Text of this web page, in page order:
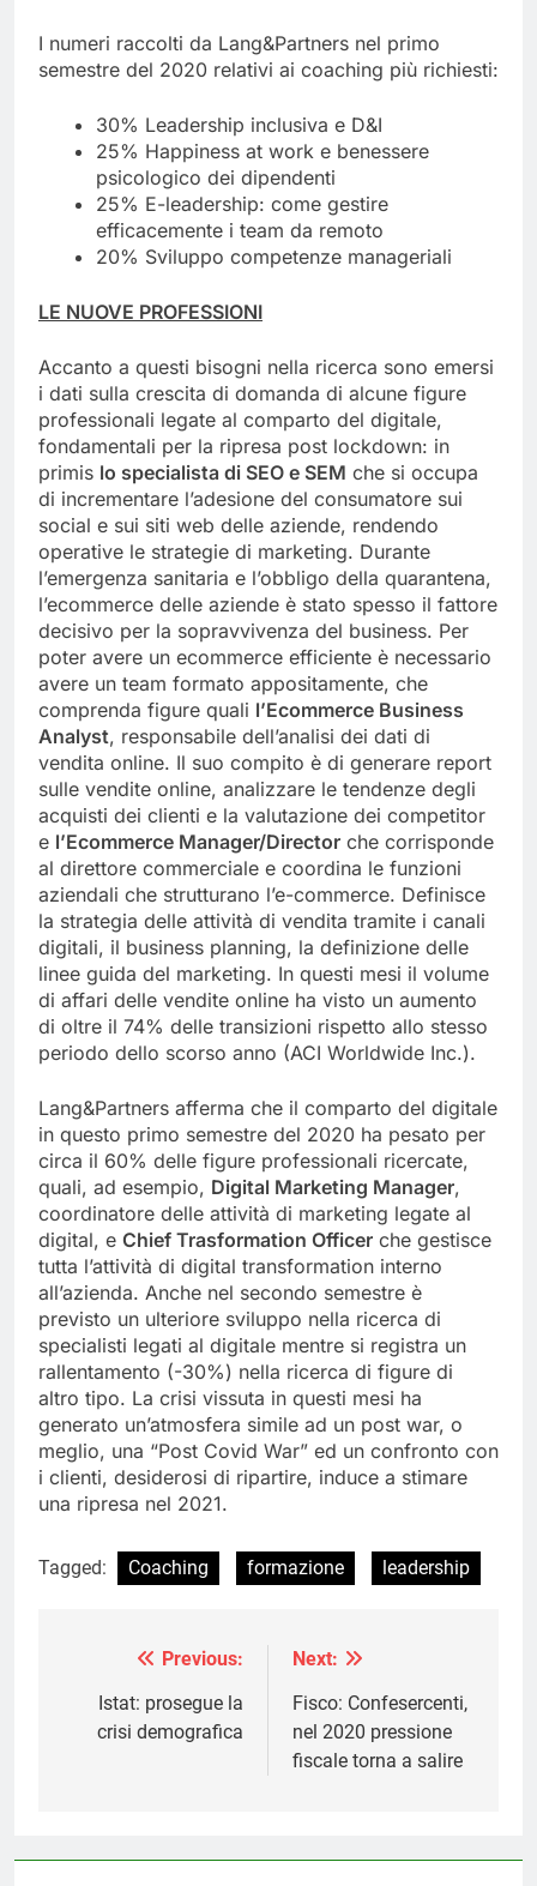
I numeri raccolti da Lang&Partners nel primo
semestre del 2020 relativi ai coaching più richiesti:
30% Leadership inclusiva e D&I
25% Happiness at work e benessere
psicologico dei dipendenti
25% E-leadership: come gestire
efficacemente i team da remoto
20% Sviluppo competenze manageriali
LE NUOVE PROFESSIONI
Accanto a questi bisogni nella ricerca sono emersi
i dati sulla crescita di domanda di alcune figure
professionali legate al comparto del digitale,
fondamentali per la ripresa post lockdown: in
primis lo specialista di SEO e SEM che si occupa
di incrementare l’adesione del consumatore sui
social e sui siti web delle aziende, rendendo
operative le strategie di marketing. Durante
l’emergenza sanitaria e l’obbligo della quarantena,
l’ecommerce delle aziende è stato spesso il fattore
decisivo per la sopravvivenza del business. Per
poter avere un ecommerce efficiente è necessario
avere un team formato appositamente, che
comprenda figure quali l’Ecommerce Business
Analyst, responsabile dell’analisi dei dati di
vendita online. Il suo compito è di generare report
sulle vendite online, analizzare le tendenze degli
acquisti dei clienti e la valutazione dei competitor
e l’Ecommerce Manager/Director che corrisponde
al direttore commerciale e coordina le funzioni
aziendali che strutturano l’e-commerce. Definisce
la strategia delle attività di vendita tramite i canali
digitali, il business planning, la definizione delle
linee guida del marketing. In questi mesi il volume
di affari delle vendite online ha visto un aumento
di oltre il 74% delle transizioni rispetto allo stesso
periodo dello scorso anno (ACI Worldwide Inc.).
Lang&Partners afferma che il comparto del digitale
in questo primo semestre del 2020 ha pesato per
circa il 60% delle figure professionali ricercate,
quali, ad esempio, Digital Marketing Manager,
coordinatore delle attività di marketing legate al
digital, e Chief Trasformation Officer che gestisce
tutta l’attività di digital transformation interno
all’azienda. Anche nel secondo semestre è
previsto un ulteriore sviluppo nella ricerca di
specialisti legati al digitale mentre si registra un
rallentamento (-30%) nella ricerca di figure di
altro tipo. La crisi vissuta in questi mesi ha
generato un’atmosfera simile ad un post war, o
meglio, una “Post Covid War” ed un confronto con
i clienti, desiderosi di ripartire, induce a stimare
una ripresa nel 2021.
Tagged: Coaching formazione leadership
Navigazione
articoli
Previous:
Istat: prosegue la
crisi demografica
Next:
Fisco: Confesercenti,
nel 2020 pressione
fiscale torna a salire